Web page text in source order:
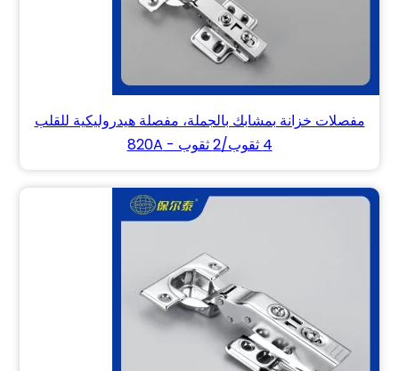
مفصلات خزانة بمشابك بالجملة، مفصلة هيدروليكية للقلب
4 ثقوب/2 ثقوب - 820A